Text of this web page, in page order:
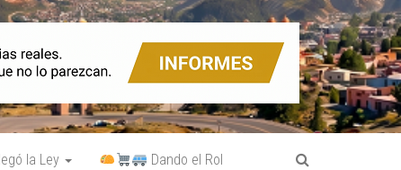
la Ley Dando el Rol